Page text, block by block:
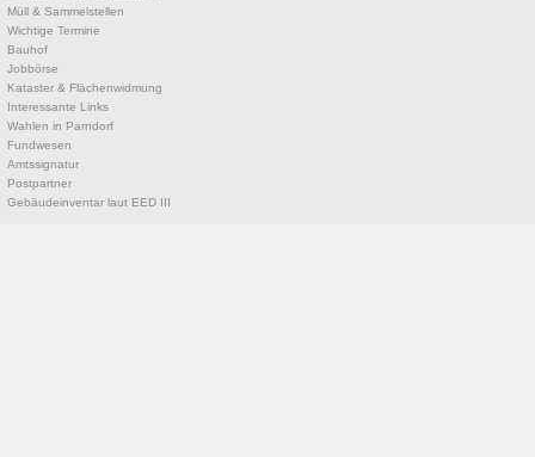
Müll & Sammelstellen
Wichtige Termine
Bauhof
Jobbörse
Kataster & Flächenwidmung
Interessante Links
Wahlen in Parndorf
Fundwesen
Amtssignatur
Postpartner
Gebäudeinventar laut EED III